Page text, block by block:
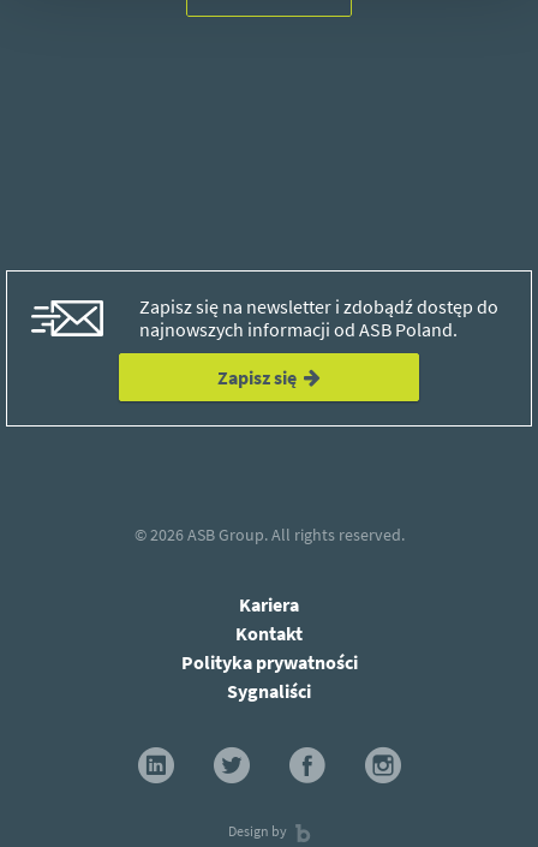
Zapisz się na newsletter i zdobądź dostęp do
najnowszych informacji od ASB Poland.
Zapisz się
© 2026ASB Group.All rights reserved.
Kariera
Kontakt
Polityka prywatności
Sygnaliści
Design by